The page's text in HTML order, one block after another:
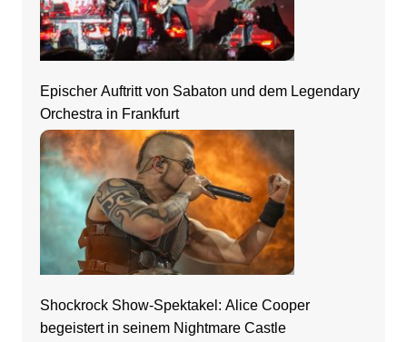
Epischer Auftritt von Sabaton und dem Legendary
Orchestra in Frankfurt
Shockrock Show-Spektakel: Alice Cooper
begeistert in seinem Nightmare Castle